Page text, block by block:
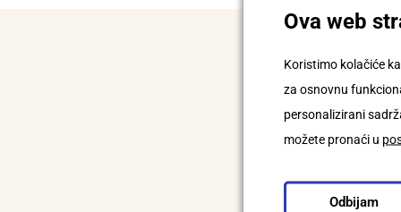
pohranu i
Ova web
Koristimo kolačiće
za osnovnu
personalizirani
možete pronaći u
Odbijam